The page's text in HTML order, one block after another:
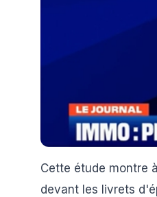
Cette étude montre
devant les livrets